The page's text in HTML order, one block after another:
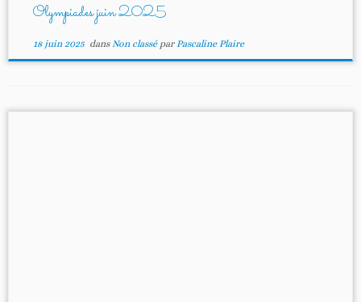
Olympiades juin 2025
18 juin 2025dansNon classé parPascaline Plaire